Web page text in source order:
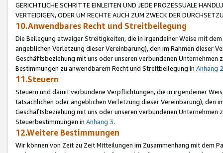
GERICHTLICHE SCHRITTE EINLEITEN UND JEDE PROZESSUALE
VERTEIDIGEN, ODER UM RECHTE AUCH ZUM ZWECK DER
10.Anwendbares Recht und Streitbeilegung
Die Beilegung etwaiger Streitigkeiten, die in irgendeiner Weise mit
angeblichen Verletzung dieser Vereinbarung), den im Rahmen dieser
Geschäftsbeziehung mit uns oder unseren verbundenen
Bestimmungen zu anwendbarem Recht und Streitbeilegung in Anhang 2
11.Steuern
Steuern und damit verbundene Verpflichtungen, die in irgendeiner
tatsächlichen oder angeblichen Verletzung dieser Vereinbarung), den
Geschäftsbeziehung mit uns oder unseren verbundenen
Steuerbestimmungen in Anhang 3.
12.Weitere Bestimmungen
Wir können von Zeit zu Zeit Mitteilungen im Zusammenhang mit dem